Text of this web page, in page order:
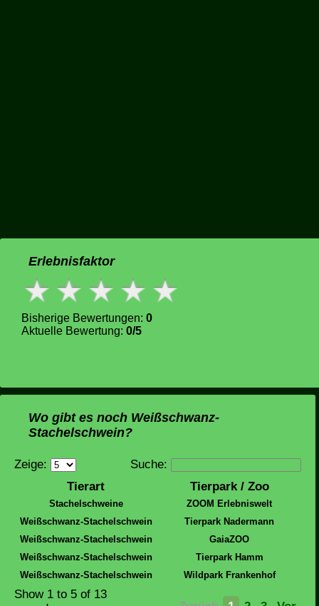
Erlebnisfaktor
Bisherige Bewertungen: 0
Aktuelle Bewertung: 0/5
Wo gibt es noch Weißschwanz-
Stachelschwein?
Suche:
Zeige:
Tierart
Tierpark / Zoo
Stachelschweine
ZOOM Erlebniswelt
Weißschwanz-Stachelschwein
Tierpark Nadermann
Weißschwanz-Stachelschwein
GaiaZOO
Weißschwanz-Stachelschwein
Tierpark Hamm
Weißschwanz-Stachelschwein
Wildpark Frankenhof
Show 1 to 5 of 13